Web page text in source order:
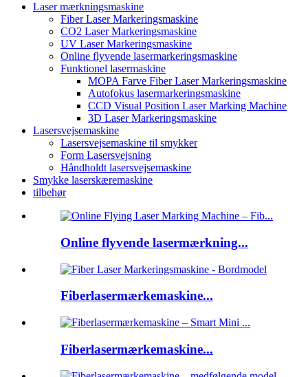
Laser mærkningsmaskine
Fiber Laser Markeringsmaskine
CO2 Laser Markeringsmaskine
UV Laser Markeringsmaskine
Online flyvende lasermarkeringsmaskine
Funktionel lasermaskine
MOPA Farve Fiber Laser Markeringsmaskine
Autofokus lasermarkeringsmaskine
CCD Visual Position Laser Marking Machine
3D Laser Markeringsmaskine
Lasersvejsemaskine
Lasersvejsemaskine til smykker
Form Lasersvejsning
Håndholdt lasersvejsemaskine
Smykke laserskæremaskine
tilbehør
Online flyvende lasermærkning...
Fiberlasermærkemaskine...
Fiberlasermærkemaskine...